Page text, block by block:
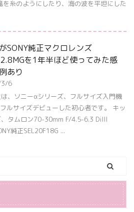
を糸のようにしたり、海の波を平坦にした
SONY純正マクロレンズ
を1年半ほど使ってみた感
あり
6
、ソニーαシリーズ、フルサイズ入門機
ルサイズデビューした初心者です。 キッ
、タムロン70-30mm F/4.5-6.3 DiIII
純正SEL20F18G ...